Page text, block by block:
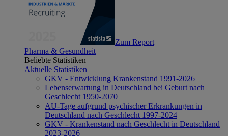
Zum Report
Pharma & Gesundheit
Beliebte Statistiken
Aktuelle Statistiken
GKV - Entwicklung Krankenstand 1991-2026
Lebenserwartung in Deutschland bei Geburt nach
Geschlecht 1950-2070
AU-Tage aufgrund psychischer Erkrankungen in
Deutschland nach Geschlecht 1997-2024
GKV - Krankenstand nach Geschlecht in Deutschland
2023-2026